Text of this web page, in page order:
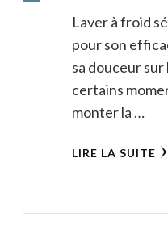
Laver à froid
pour son
sa douceur
certains
monter la …
LIRE LA SUITE